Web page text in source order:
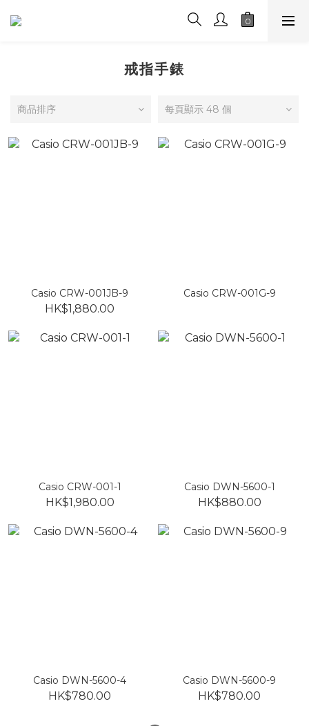
戒指手錶
商品排序 每頁顯示 48 個
Casio CRW-001JB-9
HK$1,880.00
Casio CRW-001G-9
Casio CRW-001-1
HK$1,980.00
Casio DWN-5600-1
HK$880.00
Casio DWN-5600-4
HK$780.00
Casio DWN-5600-9
HK$780.00